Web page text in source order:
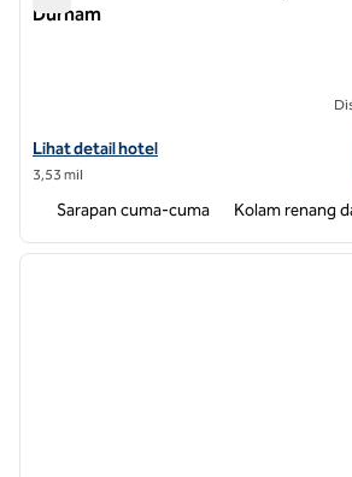
Durham
Lihat detail hotel untuk Pusat Medis
Lihat detail hotel
3,53 mil
Sarapan cuma-cuma Kolam renang
1 dari 12